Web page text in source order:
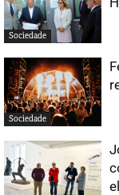
Sociedade
Sociedade